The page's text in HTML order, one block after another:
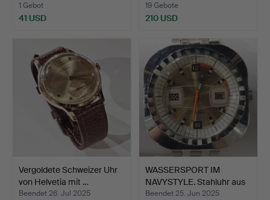
1 Gebot
41 USD
19 Gebote
210 USD
Vergoldete Schweizer Uhr
von Helvetia mit …
Beendet 26. Jul 2025
WASSERSPORT IM
NAVYSTYLE. Stahluhr aus
den…
Beendet 25. Jun 2025